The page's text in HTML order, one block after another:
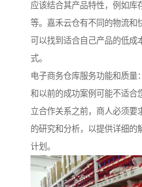
应该结合其产品特性，例如库
等。嘉禾云仓有不同的物流和
可以找到适合自己产品的低成
式。
电子商务仓库服务功能和质量
和以前的成功案例可能不适合
立合作关系之前，商人必须要
的研究和分析，以提供详细的
计划。